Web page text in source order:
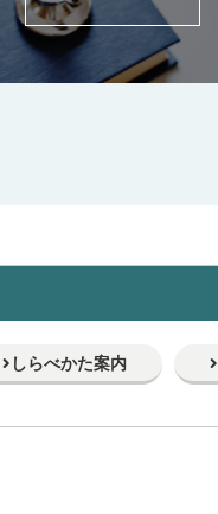
しらべかた案内